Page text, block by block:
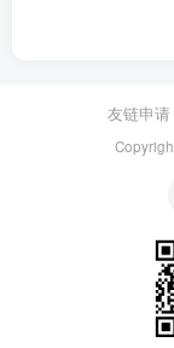
友链申请